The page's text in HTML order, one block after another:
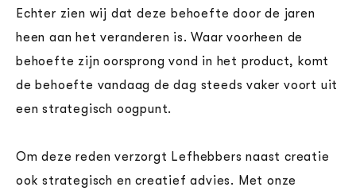
Echter zien wij dat deze behoefte door de jaren
heen aan het veranderen is. Waar voorheen de
behoefte zijn oorsprong vond in het product, komt
de behoefte vandaag de dag steeds vaker voort uit
een strategisch oogpunt.
Om deze reden verzorgt Lefhebbers naast creatie
ook strategisch en creatief advies. Met onze